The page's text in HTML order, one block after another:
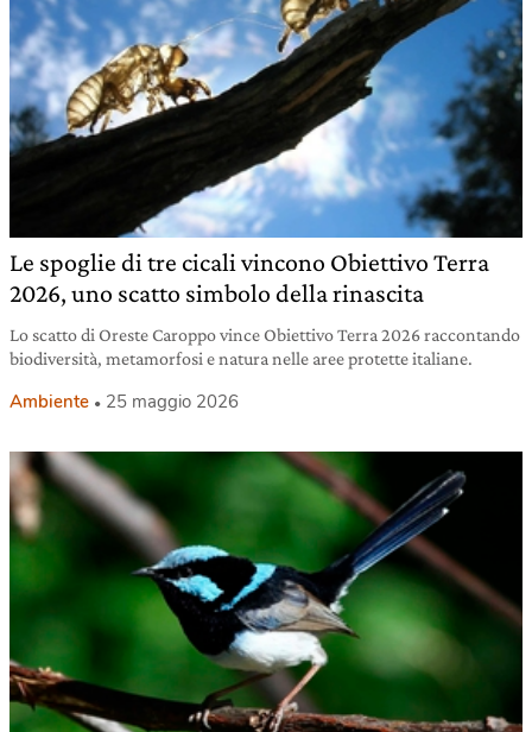
Le spoglie di tre cicali vincono Obiettivo Terra
2026, uno scatto simbolo della rinascita
Lo scatto di Oreste Caroppo vince Obiettivo Terra 2026 raccontando
biodiversità, metamorfosi e natura nelle aree protette italiane.
Ambiente 25 maggio 2026